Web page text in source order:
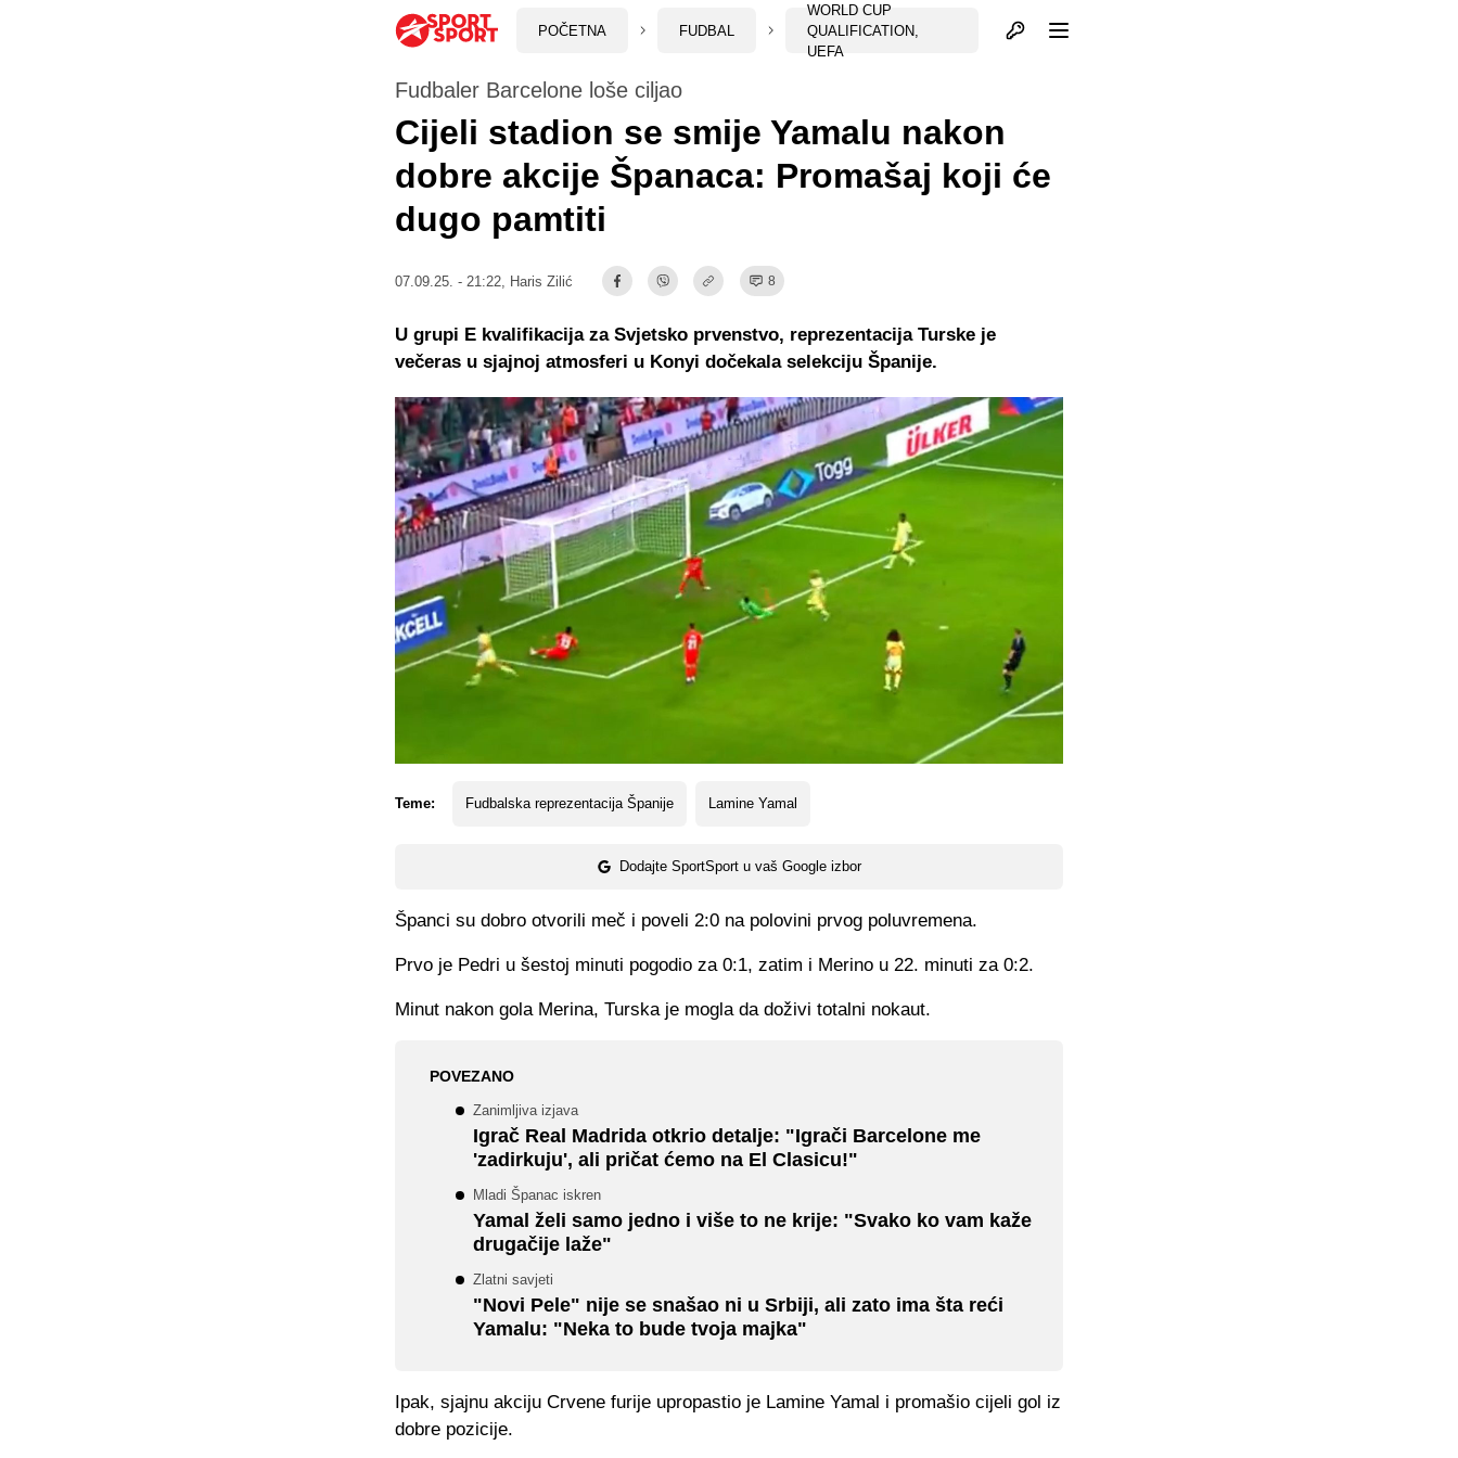
POČETNA FUDBAL
WORLD CUP
QUALIFICATION,
UEFA
Otvori profil
Fudbaler Barcelone loše ciljao
Cijeli stadion se smije Yamalu nakon
dobre akcije Španaca: Promašaj koji će
dugo pamtiti
07.09.25. - 21:22, Haris Zilić 8
Teme: Fudbalska reprezentacija Španije Lamine Yamal
Dodajte SportSport u vaš Google izbor
U grupi E kvalifikacija za Svjetsko prvenstvo, reprezentacija Turske je
večeras u sjajnoj atmosferi u Konyi dočekala selekciju Španije.
Španci su dobro otvorili meč i poveli 2:0 na polovini prvog poluvremena.
Prvo je Pedri u šestoj minuti pogodio za 0:1, zatim i Merino u 22. minuti za 0:2.
Minut nakon gola Merina, Turska je mogla da doživi totalni nokaut.
POVEZANO
Zanimljiva izjava
Igrač Real Madrida otkrio detalje: "Igrači Barcelone me
'zadirkuju', ali pričat ćemo na El Clasicu!"
Mladi Španac iskren
Yamal želi samo jedno i više to ne krije: "Svako ko vam kaže
drugačije laže"
Zlatni savjeti
"Novi Pele" nije se snašao ni u Srbiji, ali zato ima šta reći
Yamalu: "Neka to bude tvoja majka"
Ipak, sjajnu akciju Crvene furije upropastio je Lamine Yamal i promašio cijeli gol iz
dobre pozicije.